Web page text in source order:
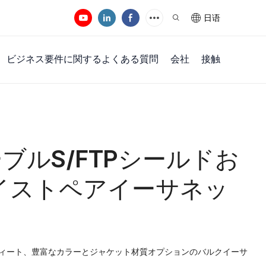
日语
ビジネス要件に関するよくある質問 会社 接触
ルS/FTPシールドお
トペアイーサネッ
ート、豊富なカラーとジャケット材質オプションのバルクイーサ